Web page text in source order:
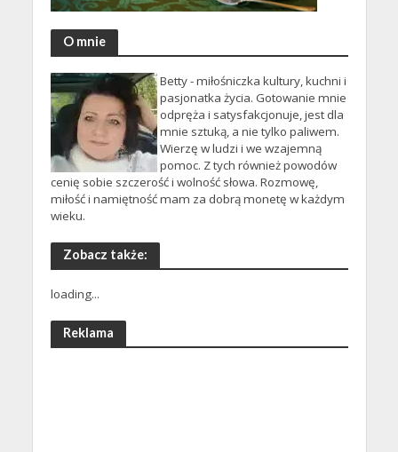
O mnie
Betty - miłośniczka kultury, kuchni i
pasjonatka życia. Gotowanie mnie
odpręża i satysfakcjonuje, jest dla
mnie sztuką, a nie tylko paliwem.
Wierzę w ludzi i we wzajemną
pomoc. Z tych również powodów
cenię sobie szczerość i wolność słowa. Rozmowę,
miłość i namiętność mam za dobrą monetę w każdym
wieku.
Zobacz także:
loading...
Reklama